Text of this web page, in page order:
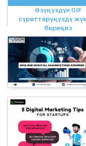
Өзүңүздүн GIF
сүрөттөрүңүздү
бериңиз